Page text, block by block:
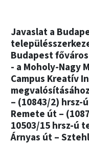
Javaslat a
Budapest
- a Moholy-Nagy
Campus Kreatív
– (10843/2) hrsz-
Remete út –
10503/15 hrsz-ú
Árnyas út –